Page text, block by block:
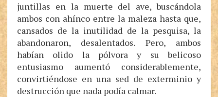
juntillas en la muerte del ave, buscándola
ambos con ahínco entre la maleza hasta que,
cansados de la inutilidad de la pesquisa, la
abandonaron, desalentados. Pero, ambos
habían olido la pólvora y su belicoso
entusiasmo aumentó considerablemente,
convirtiéndose en una sed de exterminio y
destrucción que nada podía calmar.